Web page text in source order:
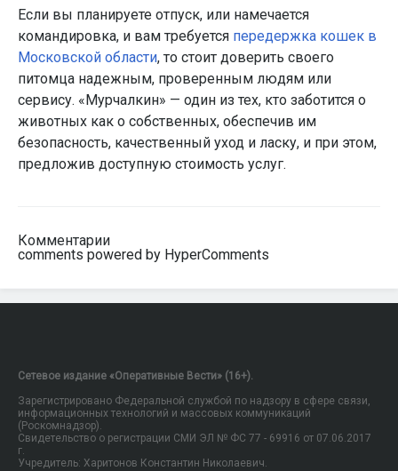
Если вы планируете отпуск, или намечается
командировка, и вам требуется передержка кошек в
Московской области, то стоит доверить своего
питомца надежным, проверенным людям или
сервису. «Мурчалкин» — один из тех, кто заботится о
животных как о собственных, обеспечив им
безопасность, качественный уход и ласку, и при этом,
предложив доступную стоимость услуг.
Комментарии
comments powered by HyperComments
Сетевое издание «Оперативные Вести» (16+).
Зарегистрировано Федеральной службой по надзору в сфере связи,
информационных технологий и массовых коммуникаций
(Роскомнадзор).
Свидетельство о регистрации СМИ ЭЛ № ФС 77 - 69916 от 07.06.2017
г.
Учредитель: Харитонов Константин Николаевич.